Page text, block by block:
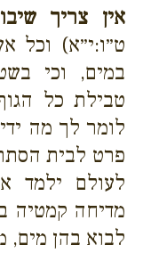
אין צריך
ט״ו:י״א) וכל
במים, וכי
טבילת כל
לומר לך מה
פרט לבית
לעולם ילמד
מדיחה קמטיה
לבוא בהן מים,